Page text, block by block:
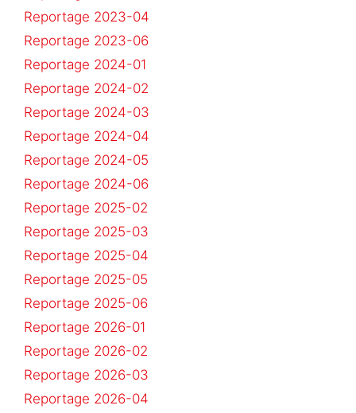
Reportage 2023-04
Reportage 2023-06
Reportage 2024-01
Reportage 2024-02
Reportage 2024-03
Reportage 2024-04
Reportage 2024-05
Reportage 2024-06
Reportage 2025-02
Reportage 2025-03
Reportage 2025-04
Reportage 2025-05
Reportage 2025-06
Reportage 2026-01
Reportage 2026-02
Reportage 2026-03
Reportage 2026-04